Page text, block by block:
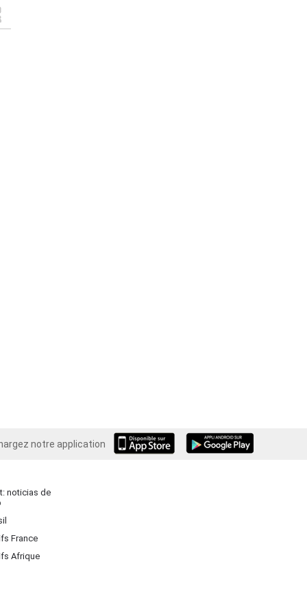
notre application
Android
noticias de
France
Afrique